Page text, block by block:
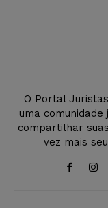
O Portal
uma
compartilhar
vez mais